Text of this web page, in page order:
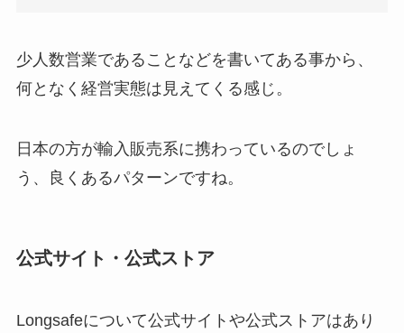
少人数営業であることなどを書いてある事から、
何となく経営実態は見えてくる感じ。
日本の方が輸入販売系に携わっているのでしょ
う、良くあるパターンですね。
公式サイト・公式ストア
Longsafeについて公式サイトや公式ストアはあり